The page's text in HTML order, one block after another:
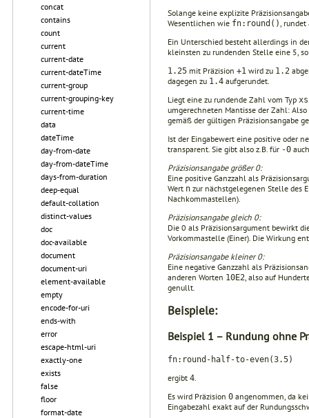
concat
contains
count
current
current-date
current-dateTime
current-group
current-grouping-key
current-time
data
dateTime
day-from-date
day-from-dateTime
days-from-duration
deep-equal
default-collation
distinct-values
doc
doc-available
document
document-uri
element-available
empty
encode-for-uri
ends-with
error
escape-html-uri
exactly-one
exists
false
floor
format-date
Solange keine explizite
Wesentlichen wie fn:round() ,
Ein Unterschied besteht allerdings in
kleinsten zu rundenden Stelle eine 5,
1.25 mit Präzision +1 wird zu 1.2
dagegen zu 1.4 aufgerundet.
Liegt eine zu rundende Zahl vom Typ
umgerechne­ten Mantisse der Zahl:
gemäß der gültigen Präzisionsangabe
Ist der Eingabewert eine positive oder
transparent. Sie gibt also z.B. für -0
Präzisionsangabe größer 0:
Eine positive Ganzzahl als
Wert n zur nächstgelegenen Stelle des
Nachkommastellen).
Präzisionsangabe gleich 0:
Die 0 als Präzisionsargument bewirkt
Vorkommastelle (Einer). Die Wirkung
Präzisionsangabe kleiner 0:
Eine negative Ganzzahl als
anderen Worten 10E2 , also auf
genullt.
Beispiele:
Beispiel 1 – Rundung ohne
fn:round-half-to-even(3.5)
ergibt 4.
Es wird Präzision 0 angenommen, da
Eingabezahl exakt auf der